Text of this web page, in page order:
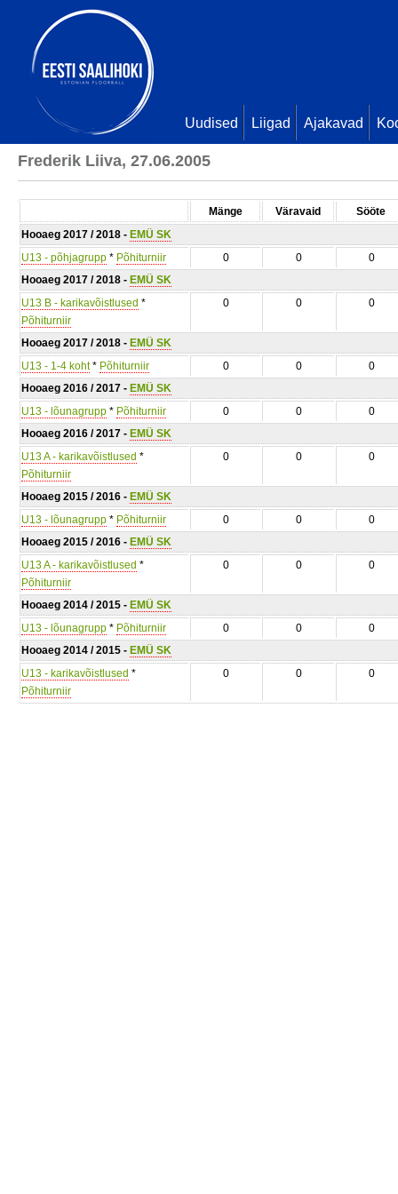
Uudised Liigad Ajakavad
Frederik Liiva, 27.06.2005
Mänge Väravaid
Sööte
Hooaeg 2017 / 2018 - EMÜ SK
U13 - põhjagrupp * Põhiturniir 0 0
0
Hooaeg 2017 / 2018 - EMÜ SK
U13 B - karikavõistlused *
Põhiturniir
0 0 0
Hooaeg 2017 / 2018 - EMÜ SK
U13 - 1-4 koht* Põhiturniir 0 0
0
Hooaeg 2016 / 2017 - EMÜ SK
U13 - lõunagrupp * Põhiturniir 0 0
0
Hooaeg 2016 / 2017 - EMÜ SK
U13 A - karikavõistlused *
Põhiturniir
0 0 0
Hooaeg 2015 / 2016 - EMÜ SK
U13 - lõunagrupp * Põhiturniir 0 0
0
Hooaeg 2015 / 2016 - EMÜ SK
U13 A - karikavõistlused *
Põhiturniir
0 0 0
Hooaeg 2014 / 2015 - EMÜ SK
U13 - lõunagrupp * Põhiturniir 0 0
0
Hooaeg 2014 / 2015 - EMÜ SK
U13 - karikavõistlused *
Põhiturniir
0 0 0